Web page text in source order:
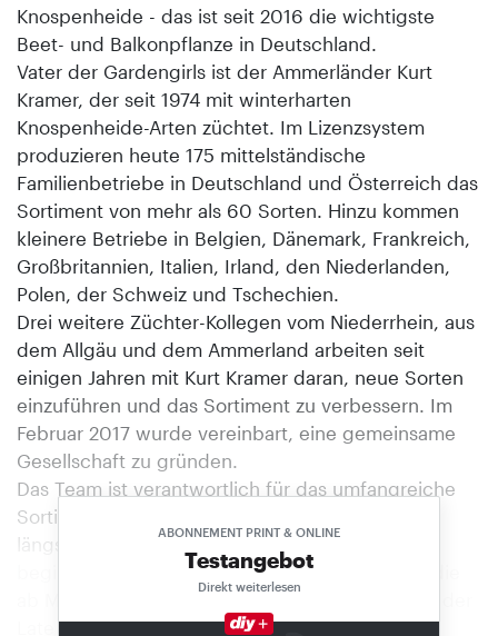
ABONNEMENT PRINT & ONLINE
Testangebot
Direkt weiterlesen
Knospenheide - das ist seit 2016 die wichtigste
Beet- und Balkonpflanze in Deutschland.
Vater der Gardengirls ist der Ammerländer Kurt
Kramer, der seit 1974 mit winterharten
Knospenheide-Arten züchtet. Im Lizenzsystem
produzieren heute 175 mittelständische
Familienbetriebe in Deutschland und Österreich das
Sortiment von mehr als 60 Sorten. Hinzu kommen
kleinere Betriebe in Belgien, Dänemark, Frankreich,
Großbritannien, Italien, Irland, den Niederlanden,
Polen, der Schweiz und Tschechien.
Drei weitere Züchter-Kollegen vom Niederrhein, aus
dem Allgäu und dem Ammerland arbeiten seit
einigen Jahren mit Kurt Kramer daran, neue Sorten
einzuführen und das Sortiment zu verbessern. Im
Februar 2017 wurde vereinbart, eine gemeinsame
Gesellschaft zu gründen.
Das Team ist verantwortlich für das umfangreiche
Sortiment der Gardengirls, das sich durch die
längste Angebotszeit im Markt auszeichnet. Es
beginnt mit der Summer Line und den Sorten, die
ab Mitte August ausgefärbt sind, und reicht mit der
Late Line bis in den November hinein. Ein